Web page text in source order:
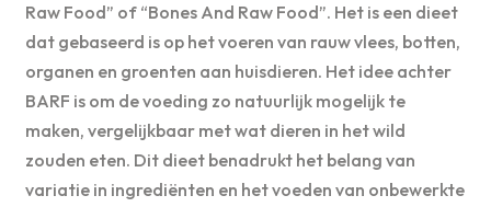
Raw Food” of “Bones And Raw Food”. Het is een dieet
dat gebaseerd is op het voeren van rauw vlees, botten,
organen en groenten aan huisdieren. Het idee achter
BARF is om de voeding zo natuurlijk mogelijk te
maken, vergelijkbaar met wat dieren in het wild
zouden eten. Dit dieet benadrukt het belang van
variatie in ingrediënten en het voeden van onbewerkte